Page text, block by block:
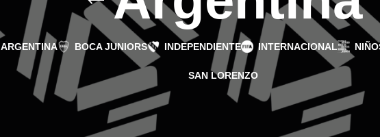
ARGENTINA BOCA JUNIORS INDEPENDIENTE INTERNACIONAL
SAN LORENZO
Inicio/Argentina Mostrar